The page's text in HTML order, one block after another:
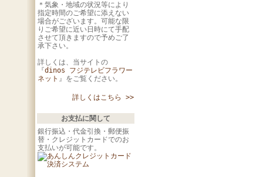
＊気象・地域の状況等により
指定時間のご希望に添えない
場合がございます。可能な限
りご希望に近い日時にて手配
させて頂きますので予めご了
承下さい。
詳しくは、当サイトの
『dinos フジテレビフラワー
ネット 』をご覧ください。
詳しくはこちら >>
お支払に関して
銀行振込・代金引換・郵便振
替・クレジットカードでのお
支払いが可能です。